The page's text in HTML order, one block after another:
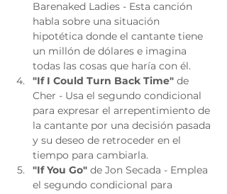
Barenaked Ladies - Esta canción
habla sobre una situación
hipotética donde el cantante tiene
un millón de dólares e imagina
todas las cosas que haría con él.
"If I Could Turn Back Time" de
Cher - Usa el segundo condicional
para expresar el arrepentimiento de
la cantante por una decisión pasada
y su deseo de retroceder en el
tiempo para cambiarla.
"If You Go" de Jon Secada - Emplea
el segundo condicional para